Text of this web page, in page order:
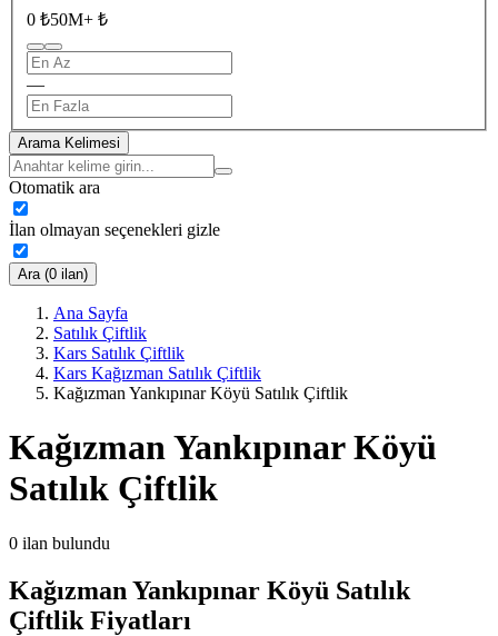
0 ₺50M+ ₺
—
Arama Kelimesi
Otomatik ara
İlan olmayan seçenekleri gizle
Ara (0 ilan)
Ana Sayfa
Satılık Çiftlik
Kars Satılık Çiftlik
Kars Kağızman Satılık Çiftlik
Kağızman Yankıpınar Köyü Satılık Çiftlik
Kağızman Yankıpınar Köyü
Satılık Çiftlik
0 ilan bulundu
Kağızman Yankıpınar Köyü Satılık
Çiftlik Fiyatları